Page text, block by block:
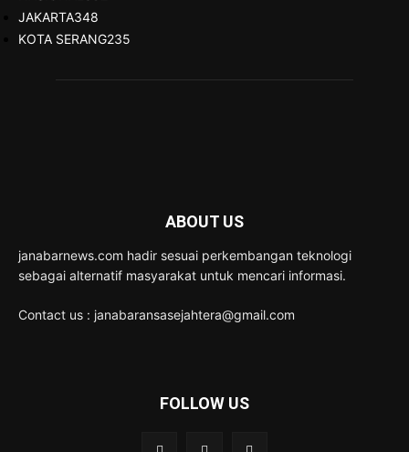
JAKARTA348
KOTA SERANG235
ABOUT US
janabarnews.com hadir sesuai perkembangan teknologi
sebagai alternatif masyarakat untuk mencari informasi.
Contact us : janabaransasejahtera@gmail.com
FOLLOW US